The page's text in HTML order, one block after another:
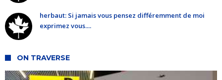
herbaut: Si jamais vous pensez différemment de moi
exprimez vous....
ON TRAVERSE